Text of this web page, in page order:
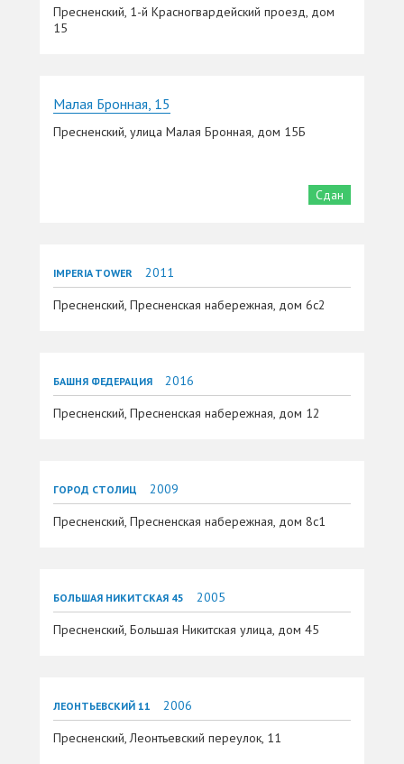
Пресненский, 1-й Красногвардейский проезд, дом
15
Малая Бронная, 15
Пресненский, улица Малая Бронная, дом 15Б
Сдан
IMPERIA TOWER
2011
Пресненский, Пресненская набережная, дом 6с2
БАШНЯ ФЕДЕРАЦИЯ
2016
Пресненский, Пресненская набережная, дом 12
ГОРОД СТОЛИЦ
2009
Пресненский, Пресненская набережная, дом 8с1
БОЛЬШАЯ НИКИТСКАЯ 45
2005
Пресненский, Большая Никитская улица, дом 45
ЛЕОНТЬЕВСКИЙ 11
2006
Пресненский, Леонтьевский переулок, 11